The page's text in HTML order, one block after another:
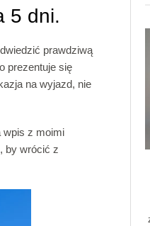
5 dni.
prawdziwą
prezentuje się
na wyjazd, nie
wpis z moimi
by wrócić z